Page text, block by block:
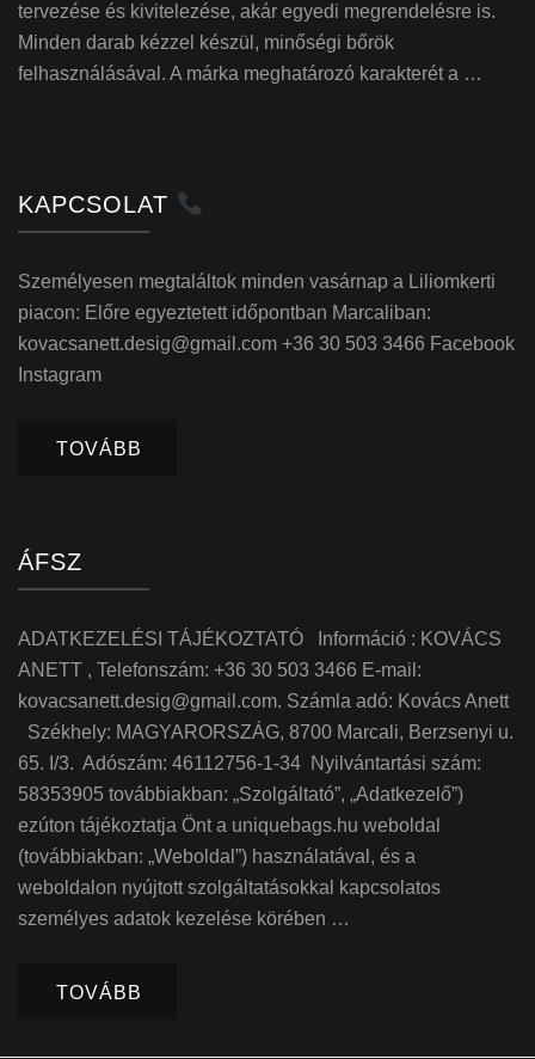
tervezése és kivitelezése, akár egyedi megrendelésre is.
Minden darab kézzel készül, minőségi bőrök
felhasználásával. A márka meghatározó karakterét a …
KAPCSOLAT
Személyesen megtaláltok minden vasárnap a Liliomkerti
piacon: Előre egyeztetett időpontban Marcaliban:
kovacsanett.desig@gmail.com +36 30 503 3466 Facebook
Instagram
TOVÁBB
ÁFSZ
ADATKEZELÉSI TÁJÉKOZTATÓ Információ : KOVÁCS
ANETT , Telefonszám: +36 30 503 3466 E-mail:
kovacsanett.desig@gmail.com. Számla adó: Kovács Anett
Székhely: MAGYARORSZÁG, 8700 Marcali, Berzsenyi u.
65. I/3. Adószám: 46112756-1-34 Nyilvántartási szám:
58353905 továbbiakban: „Szolgáltató”, „Adatkezelő”)
ezúton tájékoztatja Önt a uniquebags.hu weboldal
(továbbiakban: „Weboldal”) használatával, és a
weboldalon nyújtott szolgáltatásokkal kapcsolatos
személyes adatok kezelése körében …
TOVÁBB